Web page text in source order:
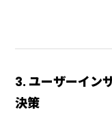
3. ユーザーイン
決策